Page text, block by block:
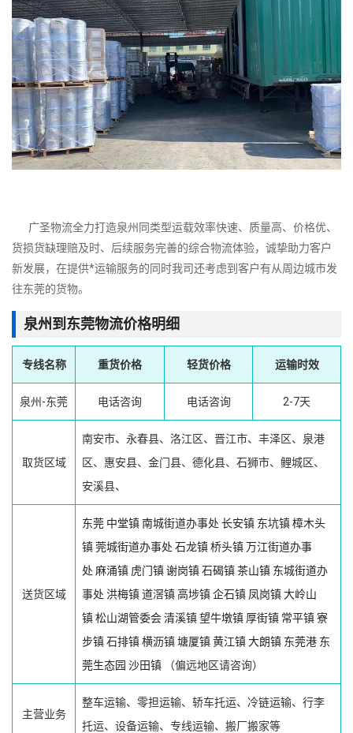
广圣物流全力打造泉州同类型运载效率快速、质量高、价格优、
货损货缺理赔及时、后续服务完善的综合物流体验，诚挚助力客户
新发展，在提供*运输服务的同时我司还考虑到客户有从周边城市发
往东莞的货物。
泉州到东莞物流价格明细
专线名称 重货价格 轻货价格 运输时效
泉州-东莞 电话咨询 电话咨询 2-7天
取货区域
南安市、永春县、洛江区、晋江市、丰泽区、泉港
区、惠安县、金门县、德化县、石狮市、鲤城区、
安溪县、
送货区域
东莞 中堂镇南城街道办事处 长安镇 东坑镇樟木头
镇莞城街道办事处 石龙镇桥头镇万江街道办事
处 麻涌镇 虎门镇谢岗镇石碣镇茶山镇 东城街道办
事处 洪梅镇道滘镇高埗镇企石镇 凤岗镇大岭山
镇松山湖管委会清溪镇望牛墩镇 厚街镇 常平镇寮
步镇石排镇横沥镇塘厦镇黄江镇大朗镇 东莞港 东
莞生态园 沙田镇 （偏远地区请咨询）
主营业务
整车运输、零担运输、轿车托运、冷链运输、行李
托运、设备运输、专线运输、搬厂搬家等